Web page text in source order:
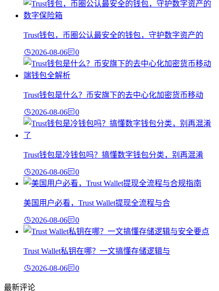
Trust钱包，币圈公认最安全的钱包，守护数字资产的
2026-08-06 0
Trust钱包是什么？币安旗下的去中心化加密货币移动
2026-08-06 0
Trust钱包是冷钱包吗？搞懂数字钱包分类，别再混淆
2026-08-06 0
美国用户必看，Trust Wallet提现全流程与合
2026-08-06 0
Trust Wallet私钥在哪？一文搞懂存储逻辑与
2026-08-06 0
最新评论